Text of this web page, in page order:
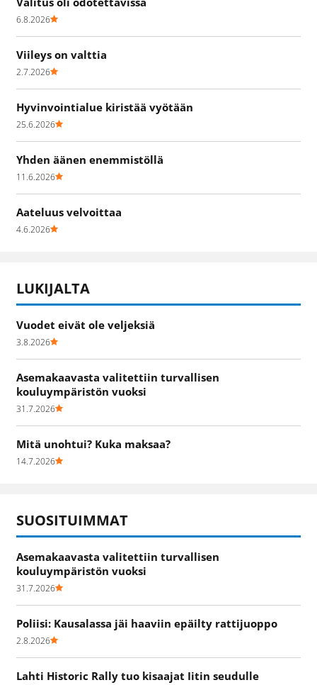
6.8.2026
Viileys on valttia
2.7.2026
Hyvinvointialue kiristää vyötään
25.6.2026
Yhden äänen enemmistöllä
11.6.2026
Aateluus velvoittaa
4.6.2026
LUKIJALTA
Vuodet eivät ole veljeksiä
3.8.2026
Asemakaavasta valitettiin turvallisen
kouluympäristön vuoksi
31.7.2026
Mitä unohtui? Kuka maksaa?
14.7.2026
SUOSITUIMMAT
Asemakaavasta valitettiin turvallisen
kouluympäristön vuoksi
31.7.2026
Poliisi: Kausalassa jäi haaviin epäilty rattijuoppo
2.8.2026
Lahti Historic Rally tuo kisaajat Iitin seudulle